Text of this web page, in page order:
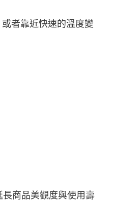
者靠近快速的溫度變
商品美觀度與使用壽